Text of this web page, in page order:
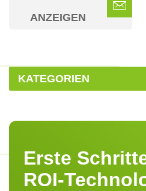
ANZEIGEN
KATEGORIEN
Erste
ROI-